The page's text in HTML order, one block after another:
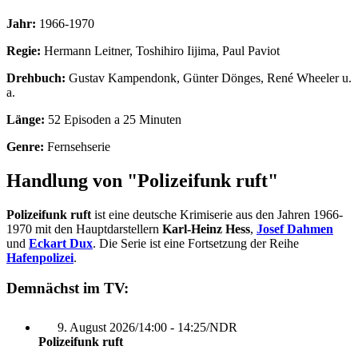
Jahr: 1966-1970
Regie: Hermann Leitner, Toshihiro Iijima, Paul Paviot
Drehbuch: Gustav Kampendonk, Günter Dönges, René Wheeler u.
a.
Länge: 52 Episoden a 25 Minuten
Genre: Fernsehserie
Handlung von "Polizeifunk ruft"
Polizeifunk ruft ist eine deutsche Krimiserie aus den Jahren 1966-
1970 mit den Hauptdarstellern Karl-Heinz Hess, Josef Dahmen
und Eckart Dux. Die Serie ist eine Fortsetzung der Reihe
Hafenpolizei.
Demnächst im TV:
9. August 2026/14:00 - 14:25/NDR
Polizeifunk ruft